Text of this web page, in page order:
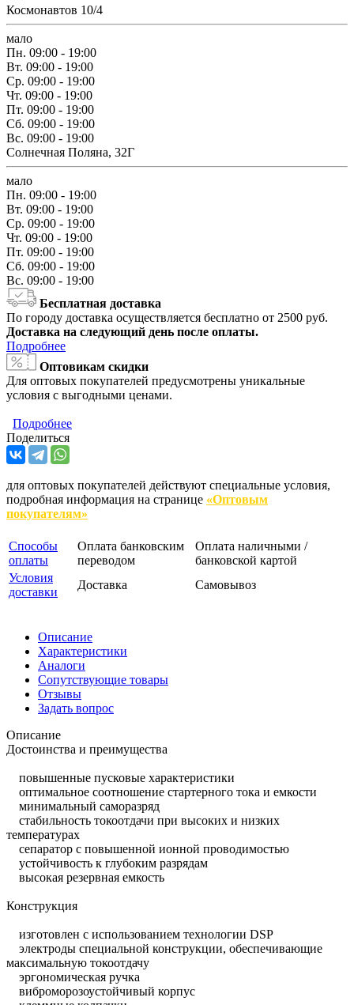
Космонавтов 10/4
мало
Пн. 09:00 - 19:00
Вт. 09:00 - 19:00
Ср. 09:00 - 19:00
Чт. 09:00 - 19:00
Пт. 09:00 - 19:00
Сб. 09:00 - 19:00
Вс. 09:00 - 19:00
Солнечная Поляна, 32Г
мало
Пн. 09:00 - 19:00
Вт. 09:00 - 19:00
Ср. 09:00 - 19:00
Чт. 09:00 - 19:00
Пт. 09:00 - 19:00
Сб. 09:00 - 19:00
Вс. 09:00 - 19:00
Бесплатная доставка
По городу доставка осуществляется бесплатно от 2500 руб.
Доставка на следующий день после оплаты.
Подробнее
Оптовикам скидки
Для оптовых покупателей предусмотрены уникальные
условия с выгодными ценами.
Подробнее
Поделиться
для оптовых покупателей действуют специальные условия,
подробная информация на странице «Оптовым
покупателям»
Способы
оплаты
Оплата банковским
переводом
Оплата наличными /
банковской картой
Условия
доставки
Доставка Самовывоз
Описание
Характеристики
Аналоги
Сопутствующие товары
Отзывы
Задать вопрос
Описание
Достоинства и преимущества
повышенные пусковые характеристики
оптимальное соотношение стартерного тока и емкости
минимальный саморазряд
стабильность токоотдачи при высоких и низких
температурах
сепаратор с повышенной ионной проводимостью
устойчивость к глубоким разрядам
высокая резервная емкость
Конструкция
изготовлен с использованием технологии DSP
электроды специальной конструкции, обеспечивающие
максимальную токоотдачу
эргономическая ручка
виброморозоустойчивый корпус